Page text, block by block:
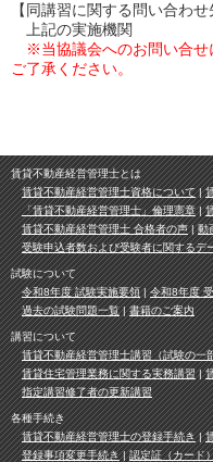
【同講習に関する問い合わせ
上記の実施機関
※当協議会へのお問い合せ
ご了承ください。
賃貸不動産経営管理士とは
賃貸不動産経営管理士資格について
「賃貸不動産経営管理士」倫理憲章
賃貸不動産経営管理士 合格者の声
動
受験申込者数および受験者に関するデ
試験について
令和8年度 試験実施要領
令和8年度
過去の試験問題一覧
書籍のご案内
講習について
賃貸不動産経営管理士講習（試験の一
賃貸住宅管理業務に関する実務講習
指定講習修了者の更新講習
各種手続き
賃貸不動産経営管理士の登録手続き
登録事項変更手続き
認定証（カード